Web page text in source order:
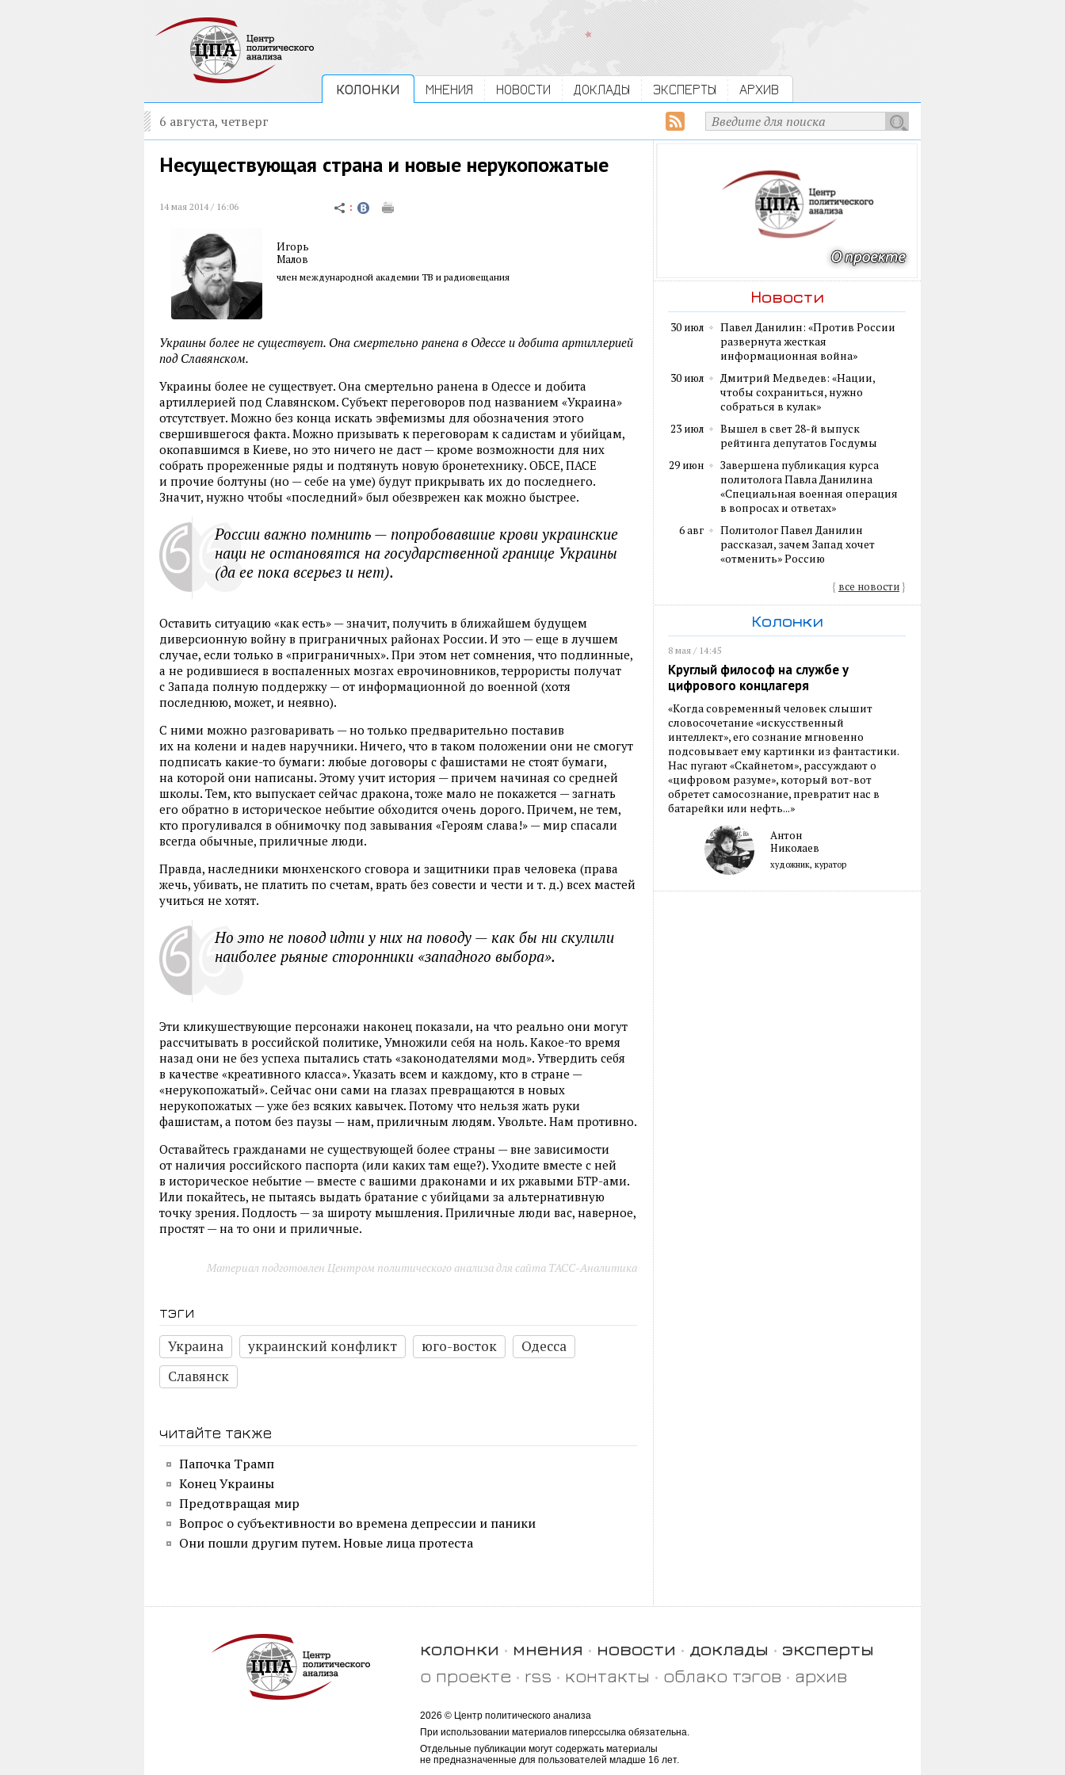
КОЛОНКИ МНЕНИЯ НОВОСТИ ДОКЛАДЫ ЭКСПЕРТЫ АРХИВ
6 августа, четверг
Несуществующая страна и новые нерукопожатые
14 мая 2014 / 16:06
Игорь
Малов
член международной академии ТВ и радиовещания
Украины более не существует. Она смертельно ранена в Одессе и добита артиллерией
под Славянском.
Украины более не существует. Она смертельно ранена в Одессе и добита
артиллерией под Славянском. Субъект переговоров под названием «Украина»
отсутствует. Можно без конца искать эвфемизмы для обозначения этого
свершившегося факта. Можно призывать к переговорам к садистам и убийцам,
окопавшимся в Киеве, но это ничего не даст — кроме возможности для них
собрать прореженные ряды и подтянуть новую бронетехнику. ОБСЕ, ПАСЕ
и прочие болтуны (но — себе на уме) будут прикрывать их до последнего.
Значит, нужно чтобы «последний» был обезврежен как можно быстрее.
России важно помнить — попробовавшие крови украинские
наци не остановятся на государственной границе Украины
(да ее пока всерьез и нет).
Оставить ситуацию «как есть» — значит, получить в ближайшем будущем
диверсионную войну в приграничных районах России. И это — еще в лучшем
случае, если только в «приграничных». При этом нет сомнения, что подлинные,
а не родившиеся в воспаленных мозгах еврочиновников, террористы получат
с Запада полную поддержку — от информационной до военной (хотя
последнюю, может, и неявно).
С ними можно разговаривать — но только предварительно поставив
их на колени и надев наручники. Ничего, что в таком положении они не смогут
подписать какие-то бумаги: любые договоры с фашистами не стоят бумаги,
на которой они написаны. Этому учит история — причем начиная со средней
школы. Тем, кто выпускает сейчас дракона, тоже мало не покажется — загнать
его обратно в историческое небытие обходится очень дорого. Причем, не тем,
кто прогуливался в обнимочку под завывания «Героям слава!» — мир спасали
всегда обычные, приличные люди.
Правда, наследники мюнхенского сговора и защитники прав человека (права
жечь, убивать, не платить по счетам, врать без совести и чести и т. д.) всех мастей
учиться не хотят.
Но это не повод идти у них на поводу — как бы ни скулили
наиболее рьяные сторонники «западного выбора».
Эти кликушествующие персонажи наконец показали, на что реально они могут
рассчитывать в российской политике, Умножили себя на ноль. Какое-то время
назад они не без успеха пытались стать «законодателями мод». Утвердить себя
в качестве «креативного класса». Указать всем и каждому, кто в стране —
«нерукопожатый». Сейчас они сами на глазах превращаются в новых
нерукопожатых — уже без всяких кавычек. Потому что нельзя жать руки
фашистам, а потом без паузы — нам, приличным людям. Увольте. Нам противно.
Оставайтесь гражданами не существующей более страны — вне зависимости
от наличия российского паспорта (или каких там еще?). Уходите вместе с ней
в историческое небытие — вместе с вашими драконами и их ржавыми БТР-ами.
Или покайтесь, не пытаясь выдать братание с убийцами за альтернативную
точку зрения. Подлость — за широту мышления. Приличные люди вас, наверное,
простят — на то они и приличные.
Материал подготовлен Центром политического анализа для сайта ТАСС-Аналитика
тэги
Украина
украинский конфликт юго-восток
Одесса
Славянск
читайте также
Папочка Трамп
Конец Украины
Предотвращая мир
Вопрос о субъективности во времена депрессии и паники
Они пошли другим путем. Новые лица протеста
Новости
30 июл
Павел Данилин: «Против России
развернута жесткая
информационная война»
30 июл
Дмитрий Медведев: «Нации,
чтобы сохраниться, нужно
собраться в кулак»
23 июл
Вышел в свет 28-й выпуск
рейтинга депутатов Госдумы
29 июн
Завершена публикация курса
политолога Павла Данилина
«Специальная военная операция
в вопросах и ответах»
6 авг
Политолог Павел Данилин
рассказал, зачем Запад хочет
«отменить» Россию
{ все новости}
Колонки
8 мая / 14:45
Круглый философ на службе у
цифрового концлагеря
«Когда современный человек слышит
словосочетание «искусственный
интеллект», его сознание мгновенно
подсовывает ему картинки из фантастики.
Нас пугают «Скайнетом», рассуждают о
«цифровом разуме», который вот-вот
обретет самосознание, превратит нас в
батарейки или нефть...»
Антон
Николаев
художник, куратор
колонки мнения новости доклады
эксперты
о проекте
rss контакты облако тэгов архив
2026 © Центр политического анализа
При использовании материалов гиперссылка обязательна.
Отдельные публикации могут содержать материалы
не предназначенные для пользователей младше 16 лет.